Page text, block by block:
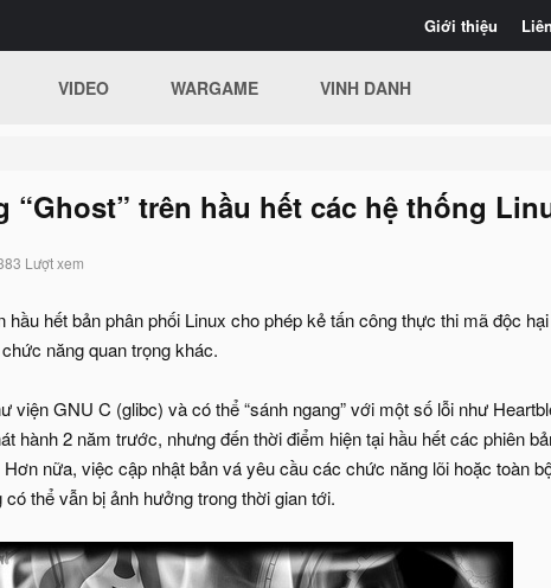
Giới thiệu
VIDEO WARGAME VINH DANH
trên hầu hết các hệ thống
Lượt xem
hết bản phân phối Linux cho phép kẻ tấn công thực thi mã độc
năng quan trọng khác.
viện GNU C (glibc) và có thể “sánh ngang” với một số lỗi như
hành 2 năm trước, nhưng đến thời điểm hiện tại hầu hết các phiên
nữa, việc cập nhật bản vá yêu cầu các chức năng lõi hoặc toàn
thể vẫn bị ảnh hưởng trong thời gian tới.